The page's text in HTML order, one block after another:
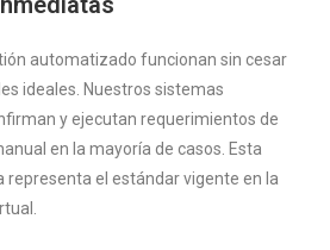
automatizado funcionan sin cesar
ideales. Nuestros sistemas
y ejecutan requerimientos de
en la mayoría de casos. Esta
el estándar vigente en la